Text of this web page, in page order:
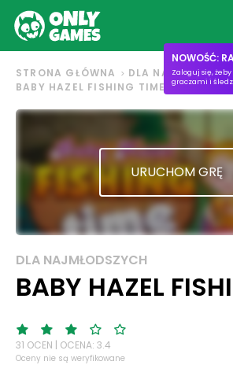
NOWOŚĆ:
Zaloguj się,
graczami i
STRONA GŁÓWNA
DLA
BABY HAZEL FISHING TIME
URUCHOM GRĘ
DLA NAJMŁODSZYCH
BABY HAZEL
31 OCEN | OCENA: 3.4
Oceny nie są weryfikowane